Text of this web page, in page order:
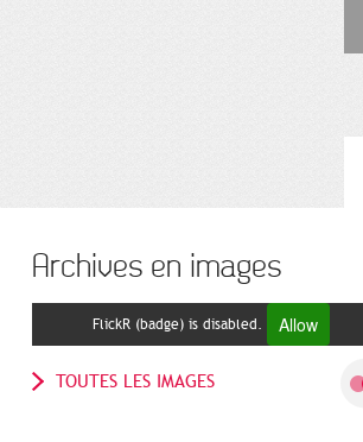
Archives en images
FlickR (badge) is disabled. Allow
TOUTES LES IMAGES